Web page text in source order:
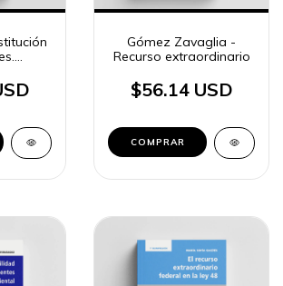
Gómez Zavaglia -
Recurso extraordinario
$56.14 USD
COMPRAR